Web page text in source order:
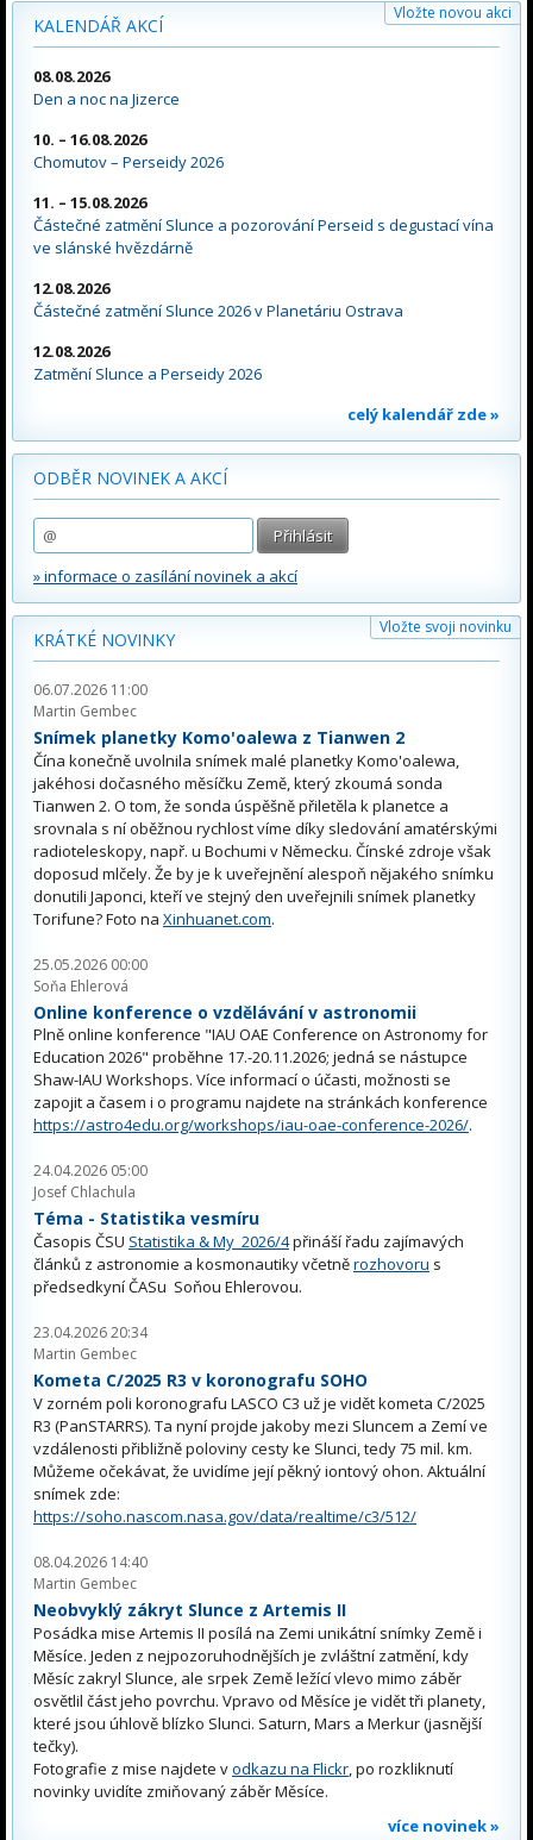
KALENDÁŘ AKCÍ
Vložte novou akci
08.08.2026
Den a noc na Jizerce
10. – 16.08.2026
Chomutov – Perseidy 2026
11. – 15.08.2026
Částečné zatmění Slunce a pozorování Perseid s degustací vína
ve slánské hvězdárně
12.08.2026
Částečné zatmění Slunce 2026 v Planetáriu Ostrava
12.08.2026
Zatmění Slunce a Perseidy 2026
celý kalendář zde »
ODBĚR NOVINEK A AKCÍ
» informace o zasílání novinek a akcí
Vložte svoji novinku
KRÁTKÉ NOVINKY
06.07.2026 11:00
Martin Gembec
Snímek planetky Komo'oalewa z Tianwen 2
Čína konečně uvolnila snímek malé planetky Komo'oalewa,
jakéhosi dočasného měsíčku Země, který zkoumá sonda
Tianwen 2. O tom, že sonda úspěšně přiletěla k planetce a
srovnala s ní oběžnou rychlost víme díky sledování amatérskými
radioteleskopy, např. u Bochumi v Německu. Čínské zdroje však
doposud mlčely. Že by je k uveřejnění alespoň nějakého snímku
donutili Japonci, kteří ve stejný den uveřejnili snímek planetky
Torifune? Foto na Xinhuanet.com.
25.05.2026 00:00
Soňa Ehlerová
Online konference o vzdělávání v astronomii
Plně online konference "IAU OAE Conference on Astronomy for
Education 2026" proběhne 17.-20.11.2026; jedná se nástupce
Shaw-IAU Workshops. Více informací o účasti, možnosti se
zapojit a časem i o programu najdete na stránkách konference
https://astro4edu.org/workshops/iau-oae-conference-2026/.
24.04.2026 05:00
Josef Chlachula
Téma - Statistika vesmíru
Časopis ČSU Statistika & My 2026/4přináší řadu zajímavých
článků z astronomie a kosmonautiky včetněrozhovoru s
předsedkyní ČASu Soňou Ehlerovou.
23.04.2026 20:34
Martin Gembec
Kometa C/2025 R3 v koronografu SOHO
V zorném poli koronografu LASCO C3 už je vidět kometa C/2025
R3 (PanSTARRS). Ta nyní projde jakoby mezi Sluncem a Zemí ve
vzdálenosti přibližně poloviny cesty ke Slunci, tedy 75 mil. km.
Můžeme očekávat, že uvidíme její pěkný iontový ohon. Aktuální
snímek zde:
https://soho.nascom.nasa.gov/data/realtime/c3/512/
08.04.2026 14:40
Martin Gembec
Neobvyklý zákryt Slunce z Artemis II
Posádka mise Artemis II posílá na Zemi unikátní snímky Země i
Měsíce. Jeden z nejpozoruhodnějších je zvláštní zatmění, kdy
Měsíc zakryl Slunce, ale srpek Země ležící vlevo mimo záběr
osvětlil část jeho povrchu. Vpravo od Měsíce je vidět tři planety,
které jsou úhlově blízko Slunci. Saturn, Mars a Merkur (jasnější
tečky).
Fotografie z mise najdete vodkazu na Flickr, po rozkliknutí
novinky uvidíte zmiňovaný záběr Měsíce.
více novinek »